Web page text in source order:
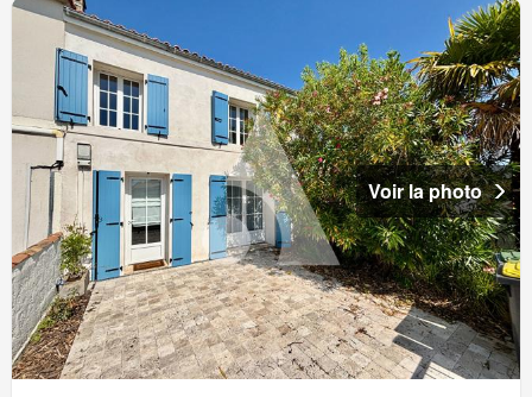
Voir la photo